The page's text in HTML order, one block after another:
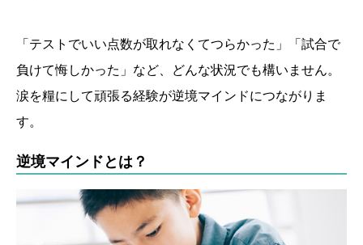
「テストでいい点数が取れなくてつらかった」「試合で
負けて悔しかった」など、どんな状況でも構いません。
涙を糧にして頑張る経験が逆境マインドにつながりま
す。
逆境マインドとは？